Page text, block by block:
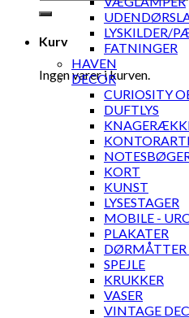
efter:
Kurv
Ingen varer i kurven.
LYSKILDER/
FATNINGER
HAVEN
DECOR
CURIOSITY
DUFTLYS
KORT
KUNST
LYSESTAGER
MOBILE -
PLAKATER
DØRMÅTTER
SPEJLE
KRUKKER
VASER
VINTAGE